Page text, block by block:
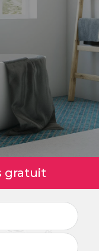
gratuit